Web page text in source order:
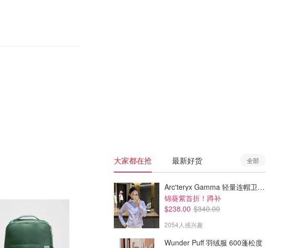
大家都在抢 最新好货 全部
Arc'teryx Gamma 轻量连帽卫衣 女款
锦葵紫首折！蹲补
$238.00 $340.00
2054人感兴趣
Wunder Puff 羽绒服 600蓬松度